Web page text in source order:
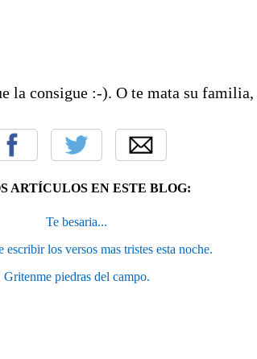
la consigue :-). O te mata su
ARTÍCULOS EN ESTE BLOG:
Te besaria...
escribir los versos mas tristes esta noche.
Gritenme piedras del campo.